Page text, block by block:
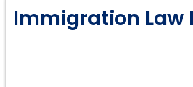
Immigration Law